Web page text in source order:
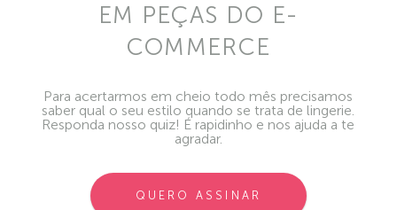
EM PEÇAS DO E-
COMMERCE
Para acertarmos em cheio todo mês precisamos
saber qual o seu estilo quando se trata de lingerie.
Responda nosso quiz! É rapidinho e nos ajuda a te
agradar.
QUERO ASSINAR